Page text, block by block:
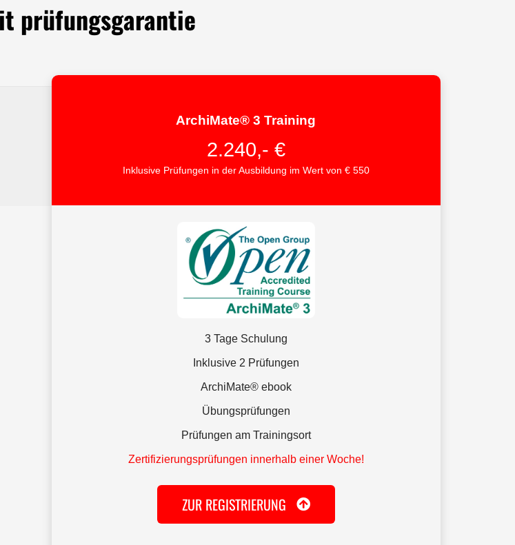
prüfungsgarantie
ArchiMate® 3 Training
2.240,- €
Inklusive Prüfungen in der Ausbildung im Wert von € 550
3 Tage Schulung
Inklusive 2 Prüfungen
ArchiMate® ebook
Übungsprüfungen
Prüfungen am Trainingsort
Zertifizierungsprüfungen innerhalb einer Woche!
ZUR REGISTRIERUNG